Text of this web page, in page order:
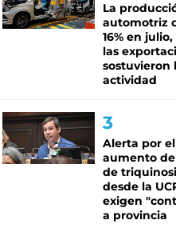
La
automotriz
16% en
las
sostuvieron
actividad
Alerta por el
aumento de
de
desde la
exigen
a provincia